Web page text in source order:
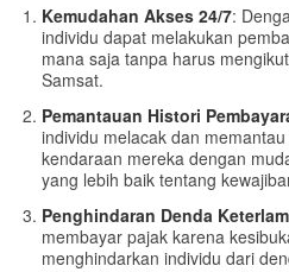
Kemudahan Akses 24/7:
individu dapat melakukan
mana saja tanpa harus
Samsat.
Pemantauan Histori
individu melacak dan
kendaraan mereka dengan
yang lebih baik tentang
Penghindaran Denda
membayar pajak karena
menghindarkan individu dari